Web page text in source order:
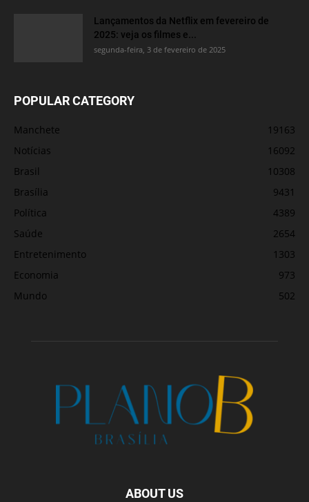
Lançamentos da Netflix em fevereiro de
2025: veja os filmes e...
segunda-feira, 3 de fevereiro de 2025
POPULAR CATEGORY
Manchete
19163
Notícias
16092
Brasil
10308
Brasília
9431
Política
4389
Saúde
2654
Entretenimento
1303
Economia
973
Mundo
502
ABOUT US